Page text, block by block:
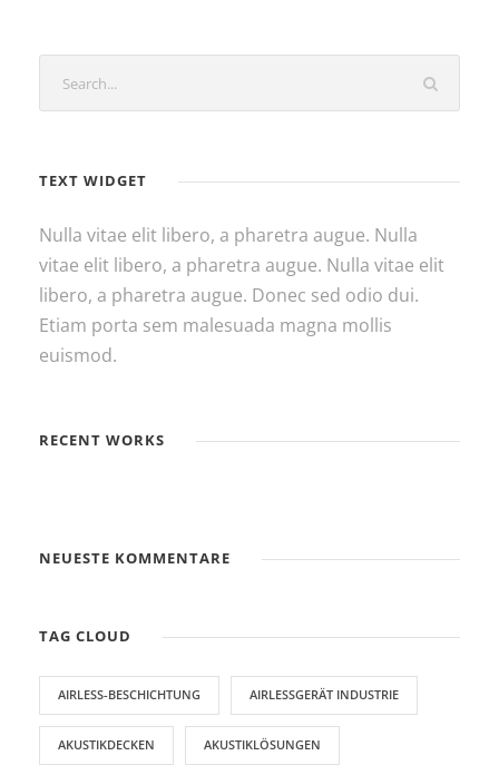
TEXT WIDGET
Nulla vitae elit libero, a pharetra augue. Nulla
vitae elit libero, a pharetra augue. Nulla vitae elit
libero, a pharetra augue. Donec sed odio dui.
Etiam porta sem malesuada magna mollis
euismod.
RECENT WORKS
NEUESTE KOMMENTARE
TAG CLOUD
AIRLESS-BESCHICHTUNG AIRLESSGERÄT INDUSTRIE
AKUSTIKDECKEN AKUSTIKLÖSUNGEN